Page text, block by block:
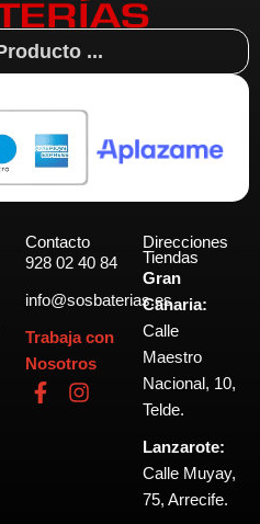
Contacto
928 02 40 84
info@sosbaterias.es
Trabaja con
Nosotros
F
a
I
n
Direcciones
Tiendas
Gran
Canaria:
Calle
Maestro
Nacional, 10,
Telde.
Lanzarote:
Calle Muyay,
75, Arrecife.